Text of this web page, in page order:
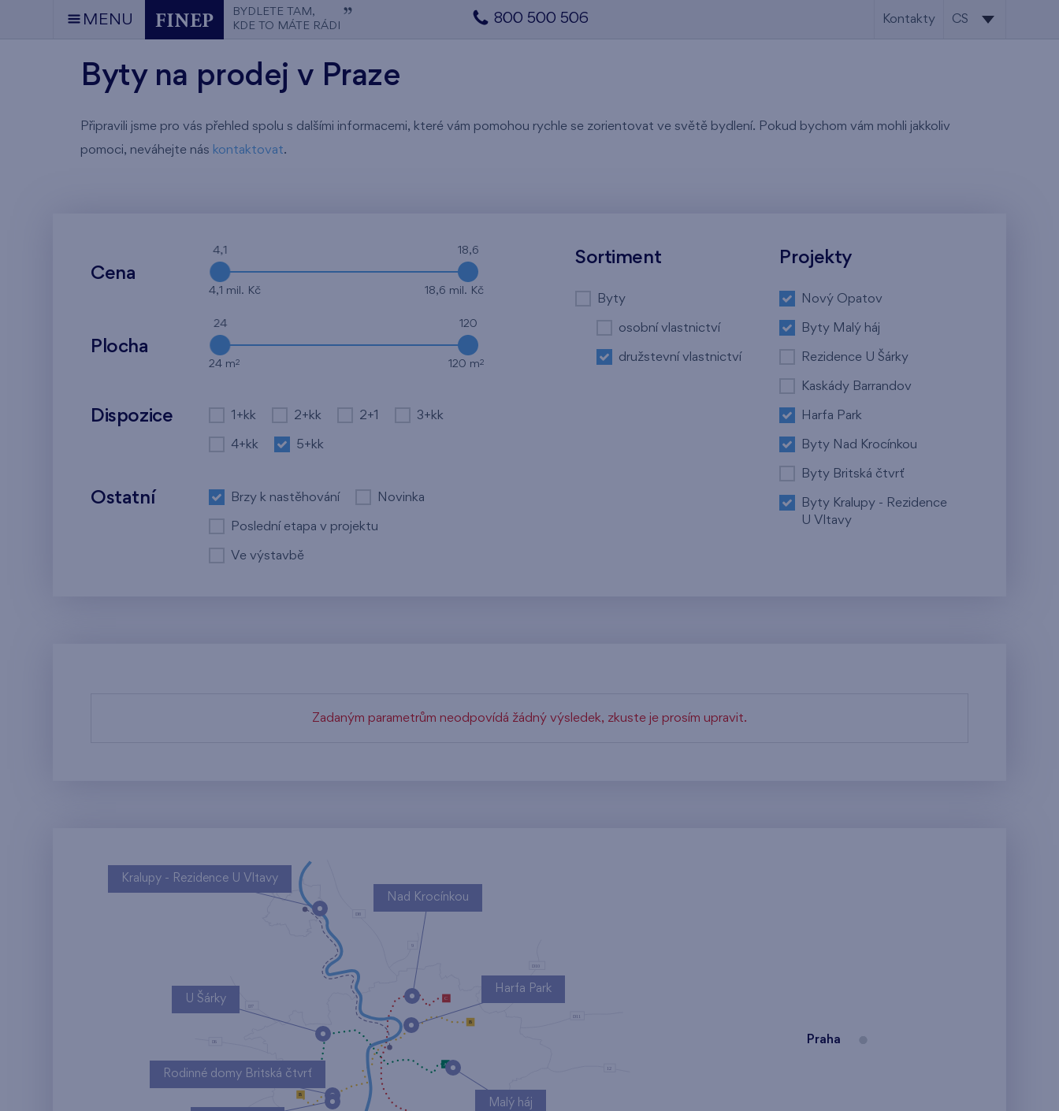
MENU
BYDLETE TAM,
KDE TO MÁTE RÁDI
800 500 506 Kontakty CS
Byty na prodej v Praze
Připravili jsme pro vás přehled spolu s dalšími informacemi, které vám pomohou rychle se zorientovat ve světě bydlení. Pokud bychom vám mohli jakkoliv
pomoci, neváhejte nás kontaktovat.
Cena
4,1 18,6
4,1 mil. Kč 18,6 mil. Kč
Plocha
24 120
24 m2 120 m2
Dispozice 1+kk 2+kk 2+1 3+kk
4+kk 5+kk
Ostatní Brzy k nastěhování Novinka
Poslední etapa v projektu
Ve výstavbě
Sortiment
Byty
osobní vlastnictví
družstevní vlastnictví
Projekty
Nový Opatov
Byty Malý háj
Rezidence U Šárky
Kaskády Barrandov
Harfa Park
Byty Nad Krocínkou
Byty Britská čtvrť
Byty Kralupy - Rezidence
U Vltavy
Zadaným parametrům neodpovídá žádný výsledek, zkuste je prosím upravit.
Malý háj
U Šárky
Harfa Park
Nad Krocínkou
Rodinné domy Britská čtvrť
Kralupy - Rezidence U Vltavy
Praha